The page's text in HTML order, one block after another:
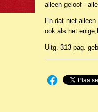
alleen geloof -
En dat niet
ook als het
Uitg. 313 pag.